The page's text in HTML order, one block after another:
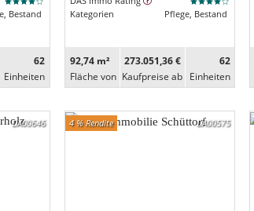
Bestand
62
Ein­heiten
Kategorien
Pflege, Bestand
92,74 m²
Fläche von
273.051,36 €
Kaufpreise ab
62
Ein­heiten
DA00646 DA00575
4 % Rendite